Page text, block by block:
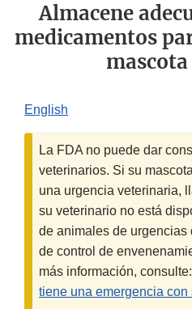
Almacene
medicamentos
English
La FDA no puede dar
veterinarios. Si su
una urgencia veterinaria,
su veterinario no está
de animales de urgencias
de control de
más información, consulte:
tiene una emergencia con